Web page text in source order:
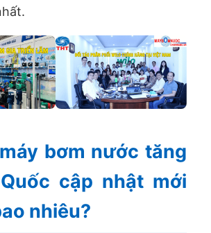
bơm nước tăng
cập nhật mới
nhiêu?